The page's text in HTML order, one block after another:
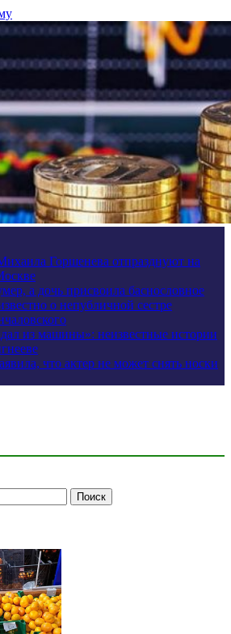
Горшенева отпразднуют на
а дочь присвоила баснословное
о непубличной сестре
из машины»: неизвестные истории
что актер не может снять носки